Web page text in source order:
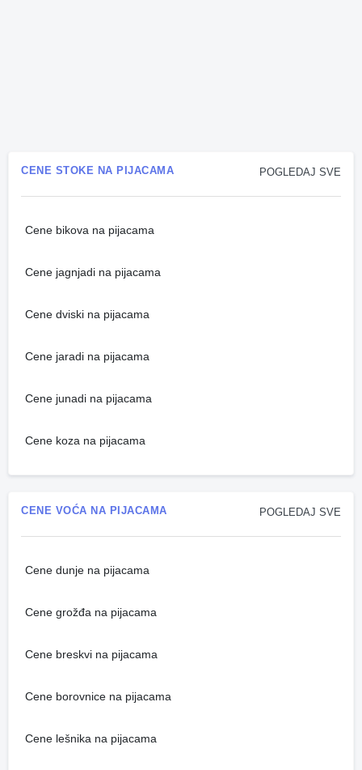
POGLEDAJ SVE
CENE STOKE NA PIJACAMA
Cene bikova na pijacama
Cene jagnjadi na pijacama
Cene dviski na pijacama
Cene jaradi na pijacama
Cene junadi na pijacama
Cene koza na pijacama
POGLEDAJ SVE
CENE VOĆA NA PIJACAMA
Cene dunje na pijacama
Cene grožđa na pijacama
Cene breskvi na pijacama
Cene borovnice na pijacama
Cene lešnika na pijacama